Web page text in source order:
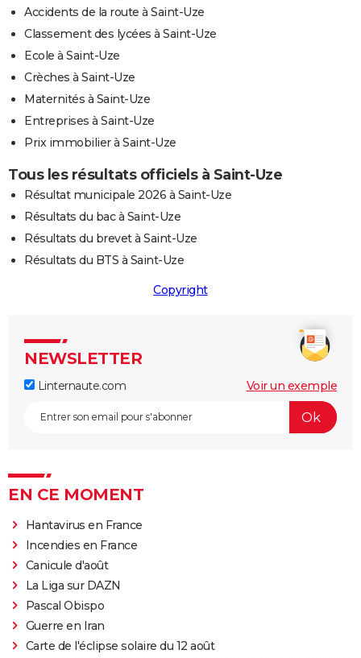
Accidents de la route à Saint-Uze
Classement des lycées à Saint-Uze
Ecole à Saint-Uze
Crèches à Saint-Uze
Maternités à Saint-Uze
Entreprises à Saint-Uze
Prix immobilier à Saint-Uze
Tous les résultats officiels à Saint-Uze
Résultat municipale 2026 à Saint-Uze
Résultats du bac à Saint-Uze
Résultats du brevet à Saint-Uze
Résultats du BTS à Saint-Uze
Copyright
NEWSLETTER
Linternaute.com Voir un exemple
EN CE MOMENT
Hantavirus en France
Incendies en France
Canicule d'août
La Liga sur DAZN
Pascal Obispo
Guerre en Iran
Carte de l'éclipse solaire du 12 août